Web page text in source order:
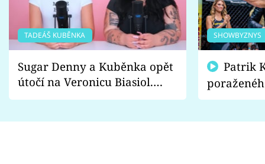
TADEÁŠ KUBĚNKA
Sugar Denny a Kuběnka opět
útočí na Veronicu Biasiol.
Proč je podle nich falešná a
SHOWBYZNYS
fanoušci